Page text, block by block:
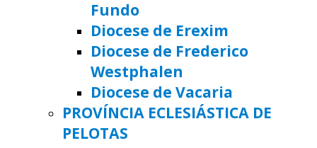
Fundo
Diocese de Erexim
Diocese de Frederico
Westphalen
Diocese de Vacaria
PROVÍNCIA ECLESIÁSTICA DE
PELOTAS